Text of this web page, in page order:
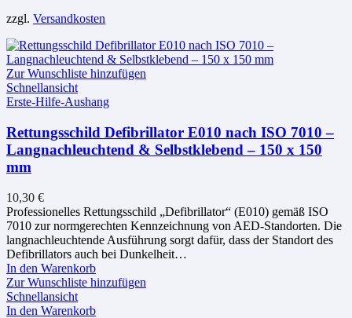
zzgl. Versandkosten
Zur Wunschliste hinzufügen
Schnellansicht
Erste-Hilfe-Aushang
Rettungsschild Defibrillator E010 nach ISO 7010 –
Langnachleuchtend & Selbstklebend – 150 x 150
mm
10,30 €
Professionelles Rettungsschild „Defibrillator“ (E010) gemäß ISO
7010 zur normgerechten Kennzeichnung von AED-Standorten. Die
langnachleuchtende Ausführung sorgt dafür, dass der Standort des
Defibrillators auch bei Dunkelheit…
In den Warenkorb
Zur Wunschliste hinzufügen
Schnellansicht
In den Warenkorb